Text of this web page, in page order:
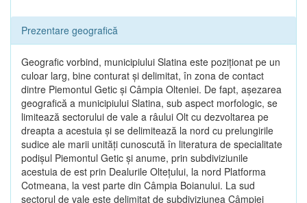
Prezentare geografică
Geografic vorbind, municipiului Slatina este poziţionat pe un
culoar larg, bine conturat şi delimitat, în zona de contact
dintre Piemontul Getic şi Câmpia Olteniei. De fapt, aşezarea
geografică a municipiului Slatina, sub aspect morfologic, se
limitează sectorului de vale a râului Olt cu dezvoltarea pe
dreapta a acestuia şi se delimitează la nord cu prelungirile
sudice ale marii unităţi cunoscută în literatura de specialitate
podişul Piemontul Getic şi anume, prin subdiviziunile
acestuia de est prin Dealurile Olteţului, la nord Platforma
Cotmeana, la vest parte din Câmpia Boianului. La sud
sectorul de vale este delimitat de subdiviziunea Câmpiei